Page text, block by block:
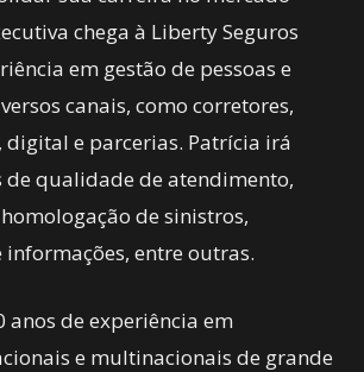
chega à Liberty Seguros
em gestão de pessoas e
canais, como corretores,
digital e parcerias. Patrícia irá
de qualidade de atendimento,
de sinistros,
entre outras.
anos de experiência em
e multinacionais de grande